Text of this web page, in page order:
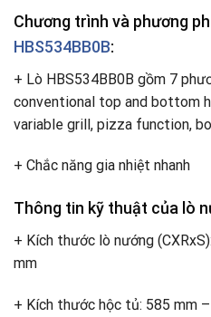
Chương trình và phương
HBS534BB0B:
+ Lò HBS534BB0B gồm 7
conventional top and bottom
variable grill, pizza function,
+ Chắc năng gia nhiệt nhanh
Thông tin kỹ thuật của lò
+ Kích thước lò nướng
mm
+ Kích thước hộc tủ: 585 mm